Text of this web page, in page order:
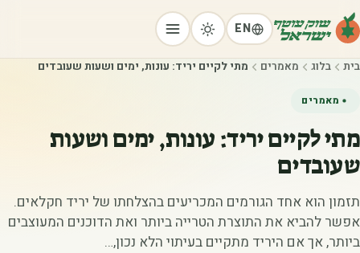
EN
בית בלוג מאמרים מתי לקיים יריד: עונות, ימים ושעות שעובדים
מאמרים
מתי לקיים יריד: עונות, ימים ושעות
שעובדים
תזמון הוא אחד הגורמים המכריעים בהצלחתו של יריד חקלאים.
אפשר להביא את התוצרת הטרייה ביותר ואת הדוכנים המעוצבים
ביותר, אך אם היריד מתקיים בעיתוי הלא נכון,…